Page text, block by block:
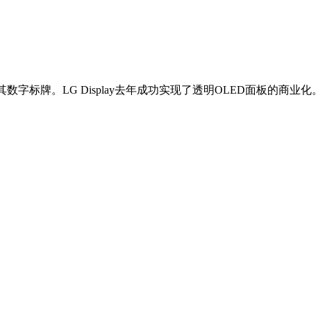
字标牌。LG Display去年成功实现了透明OLED面板的商业化。